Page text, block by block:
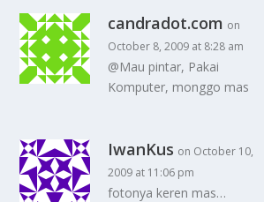
candradot.com on
October 8, 2009 at 8:28 am
@Mau pintar, Pakai
Komputer, monggo mas
IwanKus on October 10,
2009 at 11:06 pm
fotonya keren mas…